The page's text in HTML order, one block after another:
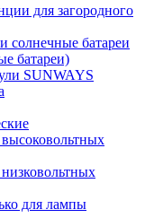
для загородного
батареи
батареи)
SUNWAYS
для лампы